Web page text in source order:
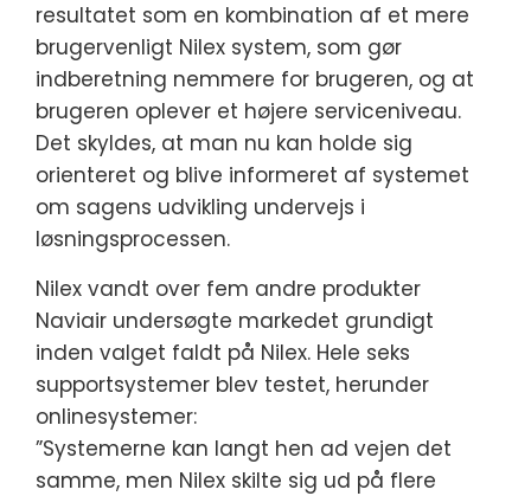
resultatet som en kombination af et mere
brugervenligt Nilex system, som gør
indberetning nemmere for brugeren, og at
brugeren oplever et højere serviceniveau.
Det skyldes, at man nu kan holde sig
orienteret og blive informeret af systemet
om sagens udvikling undervejs i
løsningsprocessen.
Nilex vandt over fem andre produkter
Naviair undersøgte markedet grundigt
inden valget faldt på Nilex. Hele seks
supportsystemer blev testet, herunder
onlinesystemer:
”Systemerne kan langt hen ad vejen det
samme, men Nilex skilte sig ud på flere